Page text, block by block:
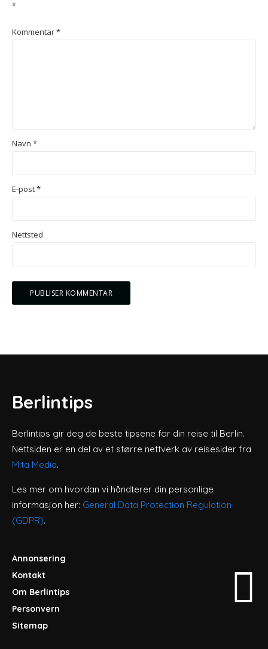
*
Kommentar*
Navn *
E-post*
Nettsted
Berlintips
Berlintips gir deg de beste tipsene for din reise til Berlin.
Nettsiden er en del av et større nettverk av reisesider fra
Mita Media.
Les mer om hvordan vi håndterer din personlige
informasjon her: General Data Protection Regulation
(GDPR).
Annonsering
Kontakt
Om Berlintips
Personvern
Sitemap